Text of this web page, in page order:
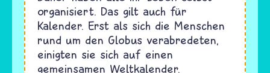
organisiert. Das gilt auch für
Kalender. Erst als sich die Menschen
rund um den Globus verabredeten,
einigten sie sich auf einen
gemeinsamen Weltkalender.